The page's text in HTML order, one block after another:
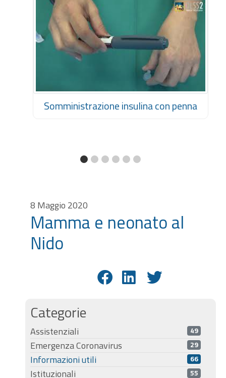
Somministrazione insulina con penna
8 Maggio 2020
Mamma e neonato al
Nido
Categorie
Assistenziali 49
Emergenza Coronavirus 29
Informazioni utili 66
Istituzionali 55